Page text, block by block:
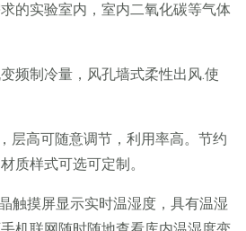
的实验室内，室内二氧化碳等气体
频制冷量，风孔墙式柔性出风.使
层高可随意调节，利用率高。节约
质样式可选可定制。
触摸屏显示实时温湿度，具有温湿